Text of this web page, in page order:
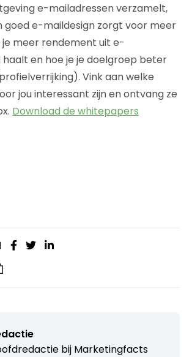
e-mailadressen verzamelt,
goed e-maildesign zorgt voor meer
je meer rendement uit e-
en hoe je je doelgroep beter
Vink aan welke
jou interessant zijn en ontvang ze
Download de whitepapers
bij Marketingfacts